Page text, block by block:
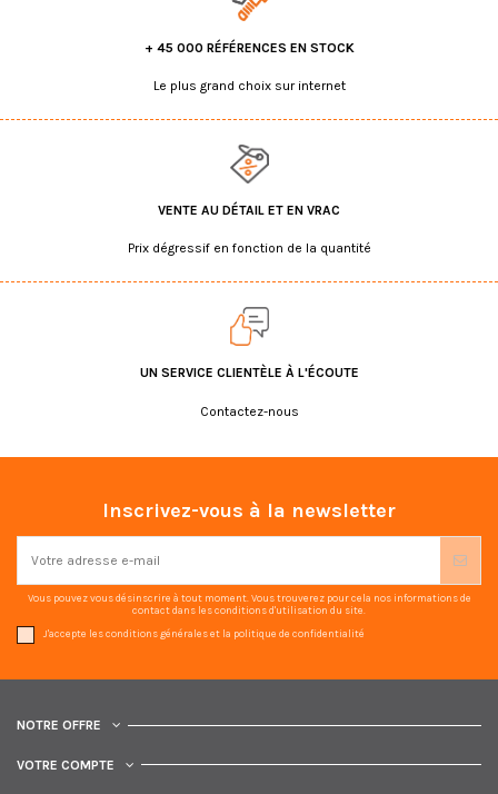
+ 45 000 RÉFÉRENCES EN STOCK
Le plus grand choix sur internet
VENTE AU DÉTAIL ET EN VRAC
Prix dégressif en fonction de la quantité
UN SERVICE CLIENTÈLE À L'ÉCOUTE
Contactez-nous
Inscrivez-vous à la newsletter
Vous pouvez vous désinscrire à tout moment. Vous trouverez pour cela nos informations de
contact dans les conditions d'utilisation du site.
J'accepte les conditions générales et la politique de confidentialité
NOTRE OFFRE
VOTRE COMPTE